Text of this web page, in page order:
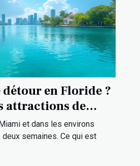
détour en Floride ?
attractions de
environs
et dans les environs
deux semaines. Ce qui est